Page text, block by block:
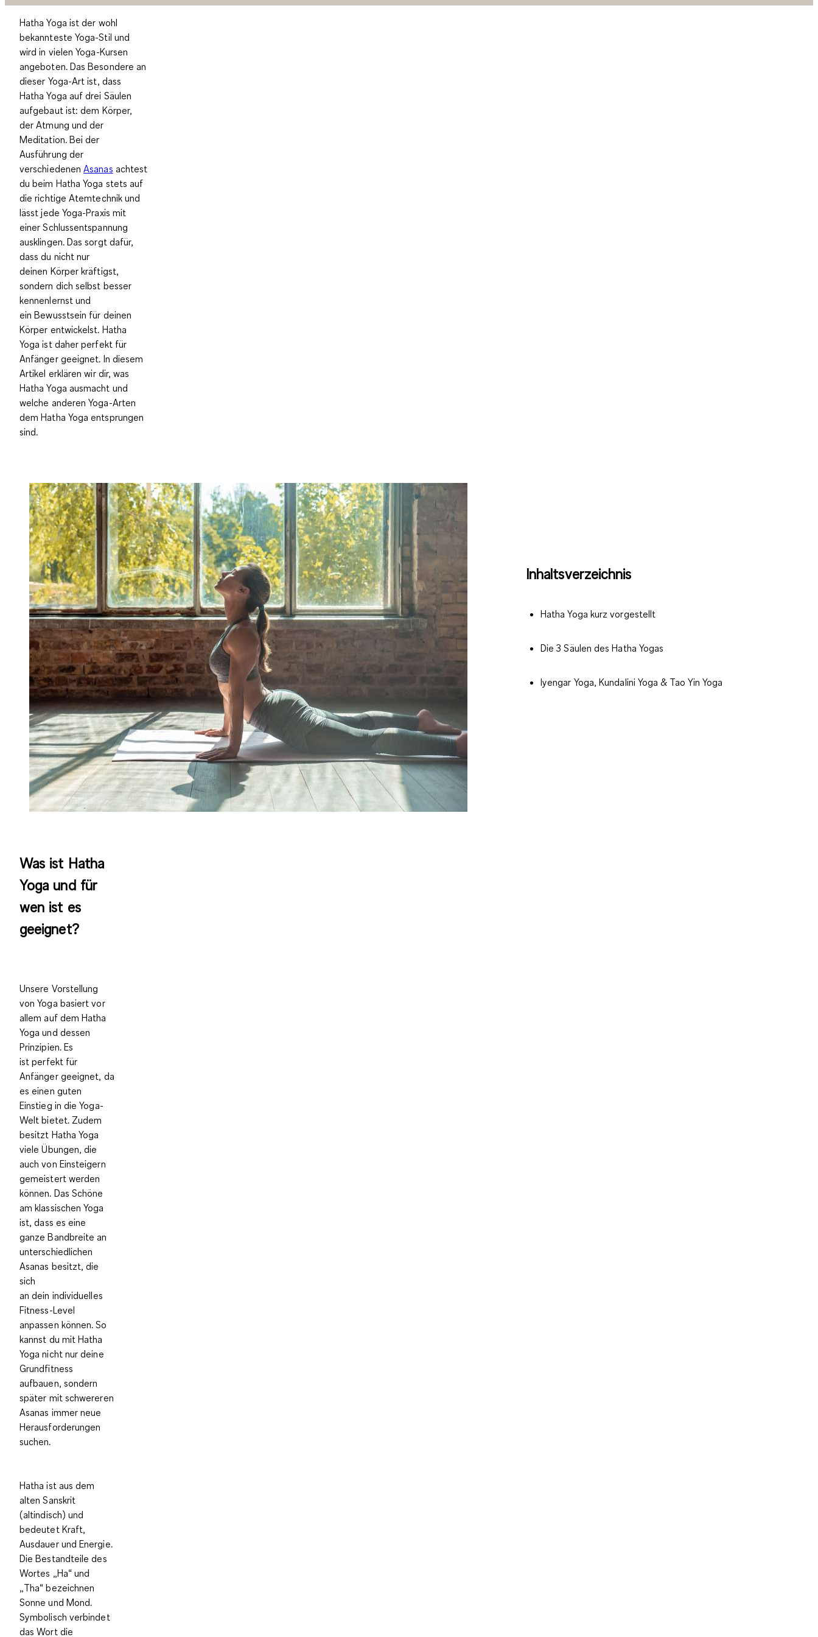
Hatha Yoga ist der wohl
bekannteste Yoga-Stil und
wird in vielen Yoga-Kursen
angeboten. Das Besondere an
dieser Yoga-Art ist, dass
Hatha Yoga auf drei Säulen
aufgebaut ist:dem Körper,
der Atmung und der
Meditation. Bei der
Ausführung der
verschiedenenAsanas achtest
du beim Hatha Yoga stets auf
die richtige Atemtechnik und
lässt jede Yoga-Praxis mit
einer Schlussentspannung
ausklingen. Das sorgt dafür,
dass du nicht nur
deinen Körper kräftigst,
sondern dich selbst besser
kennenlernst und
einBewusstsein für deinen
Körper entwickelst. Hatha
Yoga ist daher perfekt für
Anfänger geeignet. In diesem
Artikel erklären wir dir, was
Hatha Yoga ausmacht und
welche anderen Yoga-Arten
dem Hatha Yoga entsprungen
sind.
Inhaltsverzeichnis
Hatha Yoga kurz vorgestellt
Die 3 Säulen des Hatha Yogas
Iyengar Yoga, Kundalini Yoga & Tao Yin Yoga
Was ist Hatha
Yoga und für
wen ist es
geeignet?
Unsere Vorstellung
von Yoga basiert vor
allem auf dem Hatha
Yoga und dessen
Prinzipien. Es
istperfekt für
Anfängergeeignet, da
es einen guten
Einstieg in die Yoga-
Welt bietet. Zudem
besitzt Hatha Yoga
viele Übungen, die
auch von Einsteigern
gemeistert werden
können. Das Schöne
am klassischen Yoga
ist, dass es eine
ganzeBandbreite an
unterschiedlichen
Asanas besitzt, die
sich
an dein individuelles
Fitness-Level
anpassen können. So
kannst du mit Hatha
Yoga nicht nur deine
Grundfitness
aufbauen, sondern
später mit schwereren
Asanas immer neue
Herausforderungen
suchen.
Hatha ist aus dem
alten Sanskrit
(altindisch) und
bedeutet Kraft,
Ausdauer und Energie.
Die Bestandteile des
Wortes „Ha“ und
„Tha“ bezeichnen
Sonne und Mond.
Symbolisch verbindet
das Wort die